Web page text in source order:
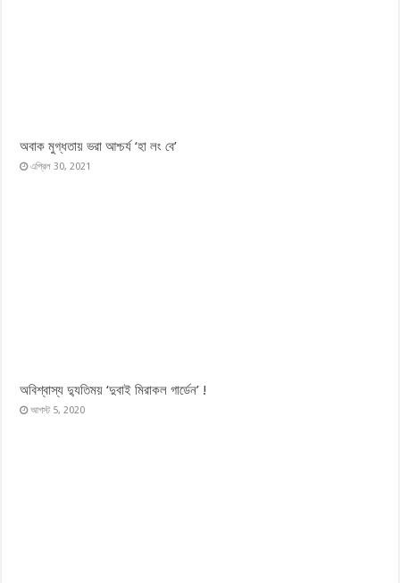
অবাক মুগ্ধতায় ভরা আশ্চর্য ‘হা লং বে’
এপ্রিল 30, 2021
অবিশ্বাস্য দ্যুতিময় ‘দুবাই মিরাকল গার্ডেন’ !
আগস্ট 5, 2020